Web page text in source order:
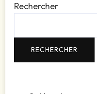
Rechercher
RECHERCHER